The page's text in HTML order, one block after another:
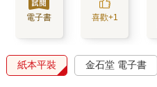
電子書 喜歡+1
紙本平裝 金石堂 電子書